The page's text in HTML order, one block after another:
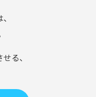
る、